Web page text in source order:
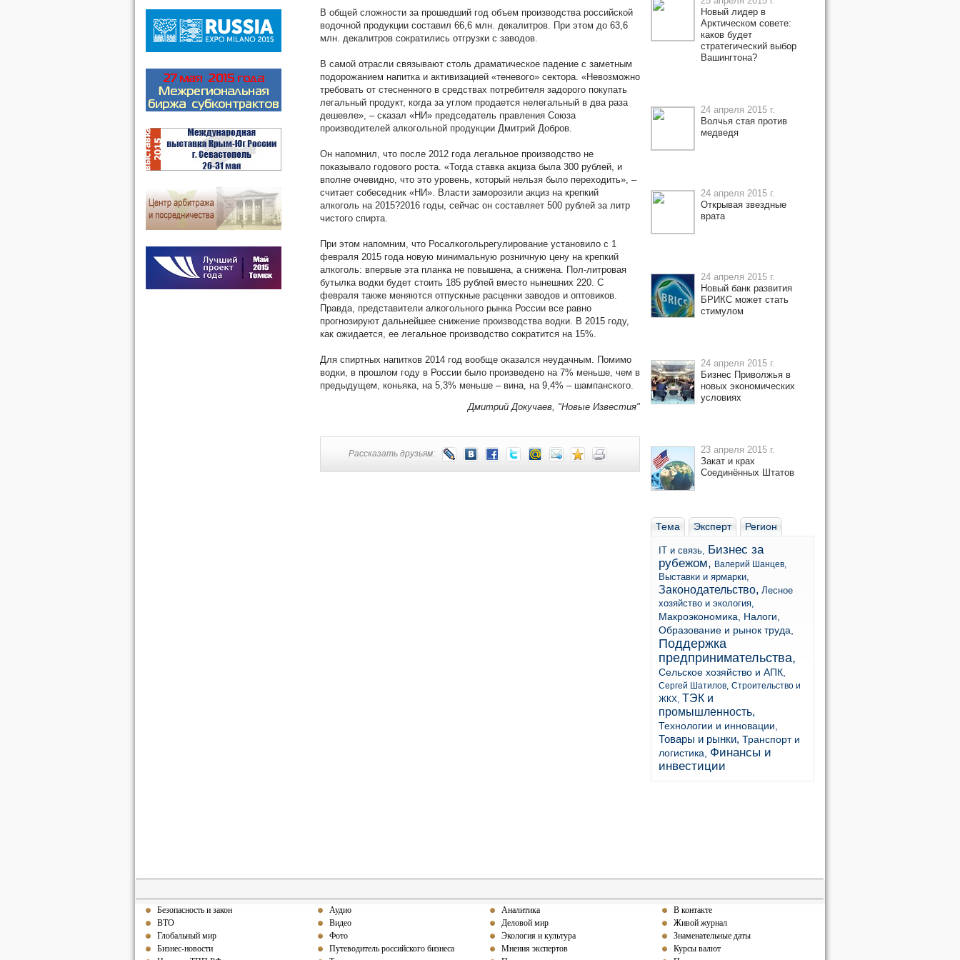
В общей сложности за прошедший год объем производства российской
водочной продукции составил 66,6 млн. декалитров. При этом до 63,6
млн. декалитров сократились отгрузки с заводов.
В самой отрасли связывают столь драматическое падение с заметным
подорожанием напитка и активизацией «теневого» сектора. «Невозможно
требовать от стесненного в средствах потребителя задорого покупать
легальный продукт, когда за углом продается нелегальный в два раза
дешевле», – сказал «НИ» председатель правления Союза
производителей алкогольной продукции Дмитрий Добров.
Он напомнил, что после 2012 года легальное производство не
показывало годового роста. «Тогда ставка акциза была 300 рублей, и
вполне очевидно, что это уровень, который нельзя было переходить», –
считает собеседник «НИ». Власти заморозили акциз на крепкий
алкоголь на 2015?2016 годы, сейчас он составляет 500 рублей за литр
чистого спирта.
При этом напомним, что Росалкогольрегулирование установило с 1
февраля 2015 года новую минимальную розничную цену на крепкий
алкоголь: впервые эта планка не повышена, а снижена. Пол-литровая
бутылка водки будет стоить 185 рублей вместо нынешних 220. С
февраля также меняются отпускные расценки заводов и оптовиков.
Правда, представители алкогольного рынка России все равно
прогнозируют дальнейшее снижение производства водки. В 2015 году,
как ожидается, ее легальное производство сократится на 15%.
Для спиртных напитков 2014 год вообще оказался неудачным. Помимо
водки, в прошлом году в России было произведено на 7% меньше, чем в
предыдущем, коньяка, на 5,3% меньше – вина, на 9,4% – шампанского.
Дмитрий Докучаев, "Новые Известия"
Рассказать друзьям:
Новый лидер в
Арктическом совете:
каков будет
стратегический выбор
Вашингтона?
24 апреля 2015 г.
Волчья стая против
медведя
24 апреля 2015 г.
Открывая звездные
врата
24 апреля 2015 г.
Новый банк развития
БРИКС может стать
стимулом
24 апреля 2015 г.
Бизнес Приволжья в
новых экономических
условиях
23 апреля 2015 г.
Закат и крах
Соединённых Штатов
Тема Эксперт Регион
IT и связь, Бизнес за
рубежом, Валерий Шанцев,
Выставки и ярмарки,
Законодательство, Лесное
хозяйство и экология,
Макроэкономика,
Налоги,
Образование и рынок труда,
Поддержка
предпринимательства,
Сельское хозяйство и АПК,
Сергей Шатилов, Строительство и
ЖКХ, ТЭК и
промышленность,
Технологии и инновации,
Товары и рынки, Транспорт и
логистика,
Финансы и
инвестиции
Безопасность и закон
ВТО
Глобальный мир
Бизнес-новости
Аудио
Видео
Фото
Путеводитель российского бизнеса
Аналитика
Деловой мир
Экология и культура
Мнения экспертов
В контакте
Живой журнал
Знаменательные даты
Курсы валют